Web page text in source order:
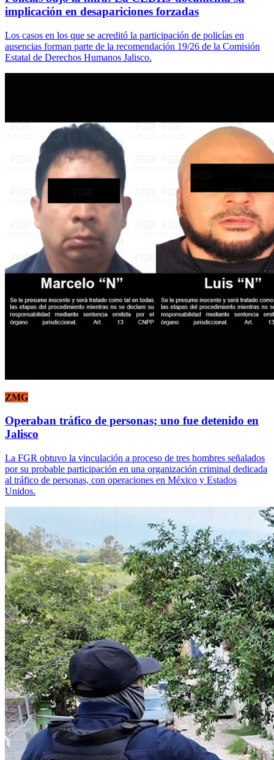
implicación en desapariciones forzadas
Los casos en los que se acreditó la participación de policías en
ausencias forman parte de la recomendación 19/26 de la Comisión
Estatal de Derechos Humanos Jalisco.
ZMG
Operaban tráfico de personas; uno fue detenido en
Jalisco
La FGR obtuvo la vinculación a proceso de tres hombres señalados
por su probable participación en una organización criminal dedicada
al tráfico de personas, con operaciones en México y Estados
Unidos.